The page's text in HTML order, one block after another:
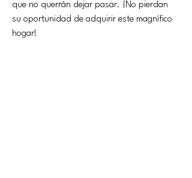
que no querrán dejar pasar. ¡No pierdan
su oportunidad de adquirir este magnífico
hogar!